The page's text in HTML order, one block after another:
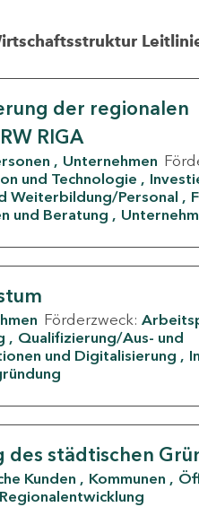
der regionalen
RIGA
Unternehmen
und Technologie
Weiterbildung/Personal
und Beratung
Förderzweck:
Qualifizierung/Aus- und
und Digitalisierung
städtischen
Kunden Kommunen